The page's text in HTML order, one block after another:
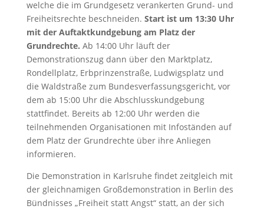
welche die im Grundgesetz verankerten Grund- und
Freiheitsrechte beschneiden. Start ist um 13:30 Uhr
mit der Auftaktkundgebung am Platz der
Grundrechte. Ab 14:00 Uhr läuft der
Demonstrationszug dann über den Marktplatz,
Rondellplatz, Erbprinzenstraße, Ludwigsplatz und
die Waldstraße zum Bundesverfassungsgericht, vor
dem ab 15:00 Uhr die Abschlusskundgebung
stattfindet. Bereits ab 12:00 Uhr werden die
teilnehmenden Organisationen mit Infoständen auf
dem Platz der Grundrechte über ihre Anliegen
informieren.
Die Demonstration in Karlsruhe findet zeitgleich mit
der gleichnamigen Großdemonstration in Berlin des
Bündnisses „Freiheit statt Angst“ statt, an der sich